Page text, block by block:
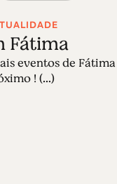
Fátima
eventos de Fátima
! (...)